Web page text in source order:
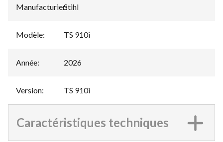
Manufacturier:
Stihl
Modèle: TS 910i
Année: 2026
Version: TS 910i
Caractéristiques techniques